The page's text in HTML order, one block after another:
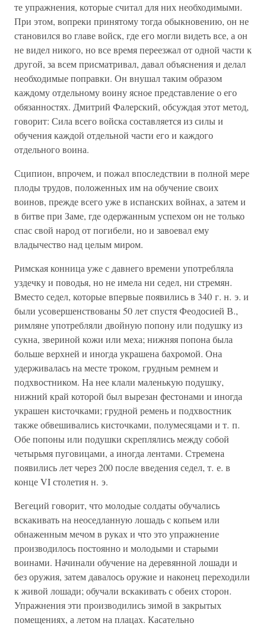
те упражнения, которые считал для них необходимыми.
При этом, вопреки принятому тогда обыкновению, он не
становился во главе войск, где его могли видеть все, а он
не видел никого, но все время переезжал от одной части к
другой, за всем присматривал, давал объяснения и делал
необходимые поправки. Он внушал таким образом
каждому отдельному воину ясное представление о его
обязанностях. Дмитрий Фалерский, обсуждая этот метод,
говорит: Сила всего войска составляется из силы и
обучения каждой отдельной части его и каждого
отдельного воина.
Сципион, впрочем, и пожал впоследствии в полной мере
плоды трудов, положенных им на обучение своих
воинов, прежде всего уже в испанских войнах, а затем и
в битве при Заме, где одержанным успехом он не только
спас свой народ от погибели, но и завоевал ему
владычество над целым миром.
Римская конница уже с давнего времени употребляла
уздечку и поводья, но не имела ни седел, ни стремян.
Вместо седел, которые впервые появились в 340 г. н. э. и
были усовершенствованы 50 лет спустя Феодосией В.,
римляне употребляли двойную попону или подушку из
сукна, звериной кожи или меха; нижняя попона была
больше верхней и иногда украшена бахромой. Она
удерживалась на месте троком, грудным ремнем и
подхвостником. На нее клали маленькую подушку,
нижний край которой был вырезан фестонами и иногда
украшен кисточками; грудной ремень и подхвостник
также обвешивались кисточками, полумесяцами и т. п.
Обе попоны или подушки скреплялись между собой
четырьмя пуговицами, а иногда лентами. Стремена
появились лет через 200 после введения седел, т. е. в
конце VI столетия н. э.
Вегеций говорит, что молодые солдаты обучались
вскакивать на неоседланную лошадь с копьем или
обнаженным мечом в руках и что это упражнение
производилось постоянно и молодыми и старыми
воинами. Начинали обучение на деревянной лошади и
без оружия, затем давалось оружие и наконец переходили
к живой лошади; обучали вскакивать с обеих сторон.
Упражнения эти производились зимой в закрытых
помещениях, а летом на плацах. Касательно